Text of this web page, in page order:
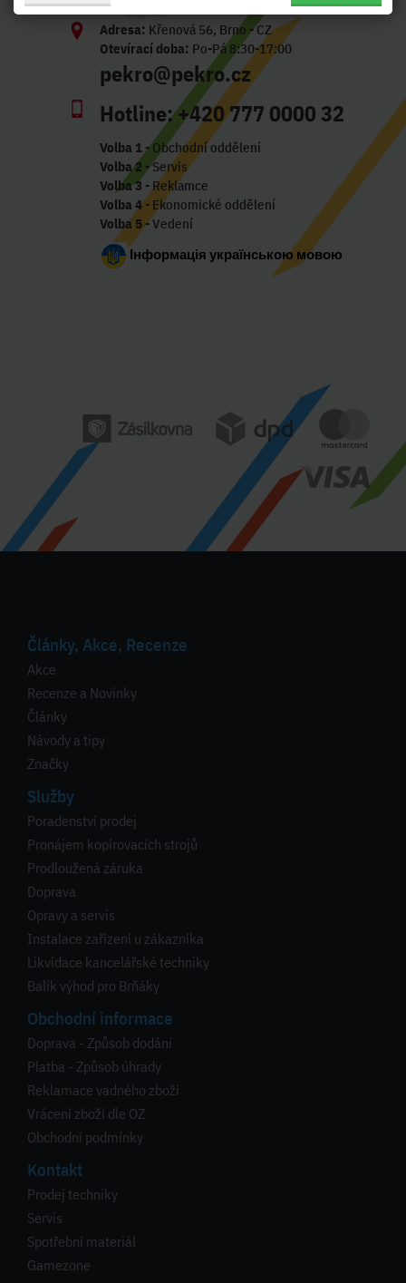
Adresa: Křenová 56, Brno - CZ
Otevírací doba: Po-Pá 8:30-17:00
pekro@pekro.cz
Hotline:+420 777 0000 32
Volba 1- Obchodní oddělení
Volba 2 - Servis
Volba 3 - Reklamce
Volba 4- Ekonomické oddělení
Volba 5- Vedení
Інформація українською мовою
Články, Akce, Recenze
Akce
Recenze a Novinky
Články
Návody a tipy
Značky
Služby
Poradenství prodej
Pronájem kopírovacích strojů
Prodloužená záruka
Doprava
Opravy a servis
Instalace zařízení u zákazníka
Likvidace kancelářské techniky
Balík výhod pro Brňáky
Obchodní informace
Doprava - Způsob dodání
Platba - Způsob úhrady
Reklamace vadného zboží
Vrácení zboží dle OZ
Obchodní podmínky
Kontakt
Prodej techniky
Servis
Spotřební materiál
Gamezone